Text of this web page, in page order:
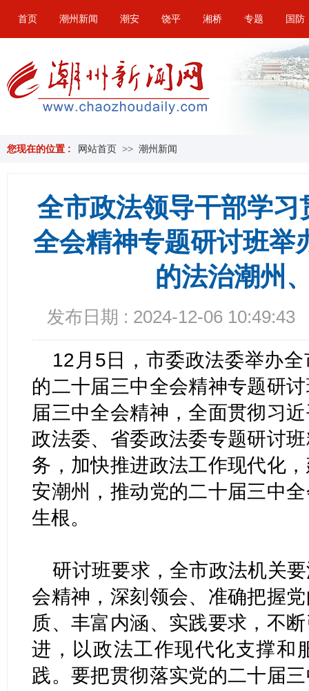
首页 潮州新闻 潮安 饶平 湘桥 专题 国防
您现在的位置 : 网站首页 >> 潮州新闻
全市政法领导干部学
全会精神专题研讨班举
的法治潮州
发布日期 : 2024-12-06 10:49:43
12月5日，市委政法委举办
的二十届三中全会精神专题研
届三中全会精神，全面贯彻习
政法委、省委政法委专题研讨
务，加快推进政法工作现代化
安潮州，推动党的二十届三中
生根。
研讨班要求，全市政法机关
会精神，深刻领会、准确把握
质、丰富内涵、实践要求，不
进，以政法工作现代化支撑和
践。要把贯彻落实党的二十届